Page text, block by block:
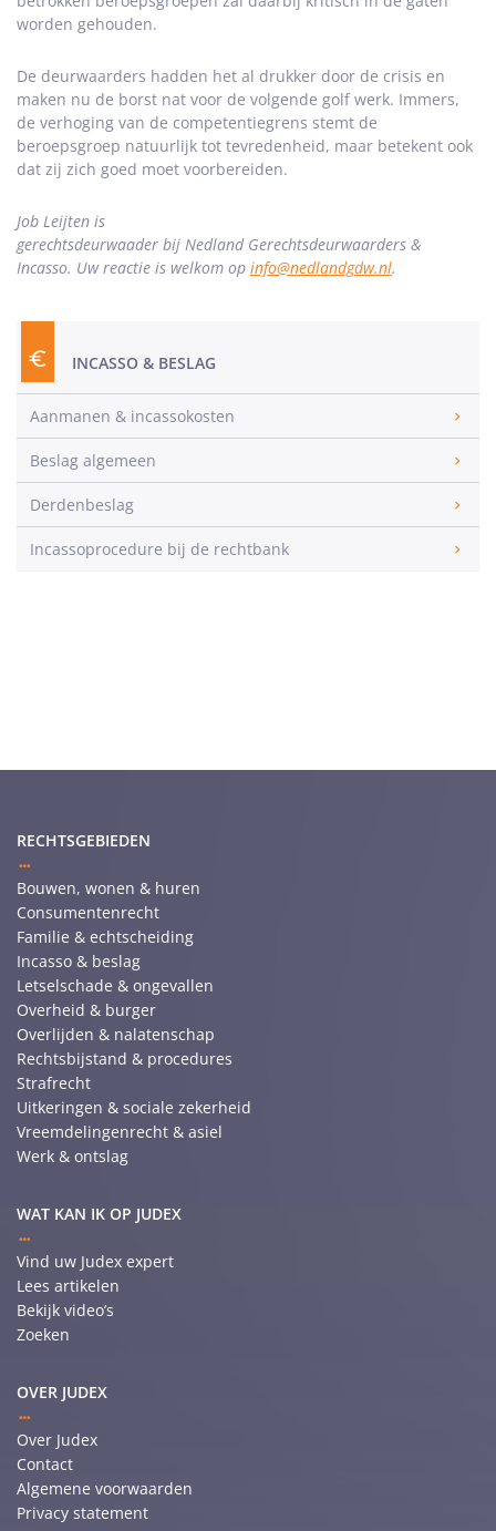
worden gehouden.
De deurwaarders hadden het al drukker door de crisis en
maken nu de borst nat voor de volgende golf werk. Immers,
de verhoging van de competentiegrens stemt de
beroepsgroep natuurlijk tot tevredenheid, maar betekent ook
dat zij zich goed moet voorbereiden.
Job Leijten is
gerechtsdeurwaader bij NedlandGerechtsdeurwaarders &
Incasso. Uw reactie is welkom op info@nedlandgdw.nl.
INCASSO & BESLAG
Aanmanen & incassokosten
Beslag algemeen
Derdenbeslag
Incassoprocedure bij de rechtbank
RECHTSGEBIEDEN
Bouwen, wonen & huren
Consumentenrecht
Familie & echtscheiding
Incasso & beslag
Letselschade & ongevallen
Overheid & burger
Overlijden & nalatenschap
Rechtsbijstand & procedures
Strafrecht
Uitkeringen & sociale zekerheid
Vreemdelingenrecht & asiel
Werk & ontslag
WAT KAN IK OP JUDEX
Vind uw Judex expert
Lees artikelen
Bekijk video’s
Zoeken
OVER JUDEX
Over Judex
Contact
Algemene voorwaarden
Privacy statement